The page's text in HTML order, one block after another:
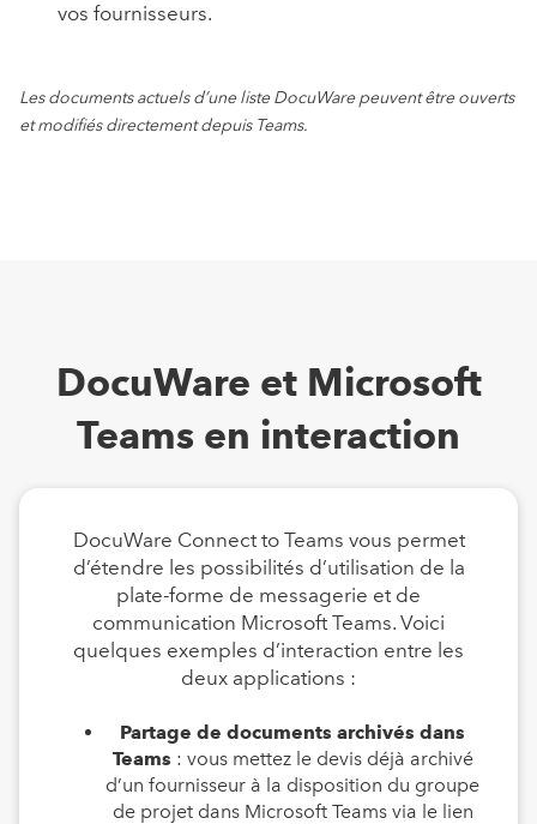
vos fournisseurs.
Les documents actuels d’une liste DocuWare peuvent être ouverts
et modifiés directement depuis Teams.
DocuWare et Microsoft
Teams en interaction
DocuWare Connect to Teams vous permet
d’étendre les possibilités d’utilisation de la
plate-forme de messagerie et de
communication Microsoft Teams. Voici
quelques exemples d’interaction entre les
deux applications :
Partage de documents archivés dans
Teams : vous mettez le devis déjà archivé
d’un fournisseur à la disposition du groupe
de projet dans Microsoft Teams via le lien